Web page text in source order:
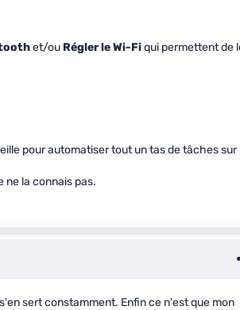
et/ou Régler le Wi-Fiqui permettent de
pour automatiser tout un tas de tâches sur
ne la connais pas.
sert constamment. Enfin ce n'est que mon